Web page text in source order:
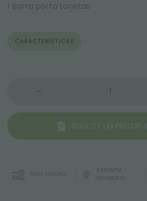
1 Barra porta tarjetas
CARACTERÍSTICAS
SOLICITE UN
PAGO SEGURO
GARANTÍA
ORLANDELLI